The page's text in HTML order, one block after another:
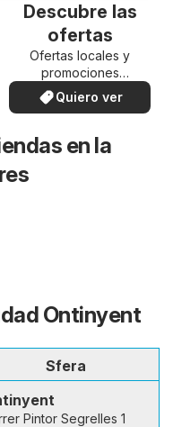
Descubre las
ofertas
Ofertas locales y
promociones
especiales.
Quiero ver
en la
Ontinyent
Sfera
Pintor Segrelles 1